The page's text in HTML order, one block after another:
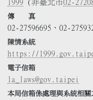
1999 (非臺北市02-
傳 真
02-27596695、02-
陳情系統
https://
電子信箱
la_laws@gov.taipei
本局信箱係處理與系統相